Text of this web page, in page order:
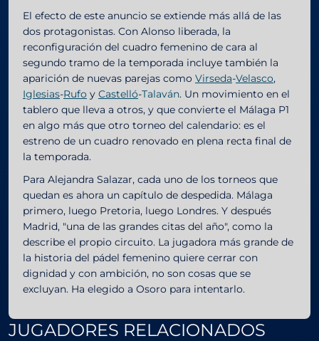
El efecto de este anuncio se extiende más allá de las
dos protagonistas. Con Alonso liberada, la
reconfiguración del cuadro femenino de cara al
segundo tramo de la temporada incluye también la
aparición de nuevas parejas como Virseda-Velasco,
Iglesias-Rufo y Castelló-Talaván. Un movimiento en el
tablero que lleva a otros, y que convierte el Málaga P1
en algo más que otro torneo del calendario: es el
estreno de un cuadro renovado en plena recta final de
la temporada.
Para Alejandra Salazar, cada uno de los torneos que
quedan es ahora un capítulo de despedida. Málaga
primero, luego Pretoria, luego Londres. Y después
Madrid, "una de las grandes citas del año", como la
describe el propio circuito. La jugadora más grande de
la historia del pádel femenino quiere cerrar con
dignidad y con ambición, no son cosas que se
excluyan. Ha elegido a Osoro para intentarlo.
JUGADORES RELACIONADOS